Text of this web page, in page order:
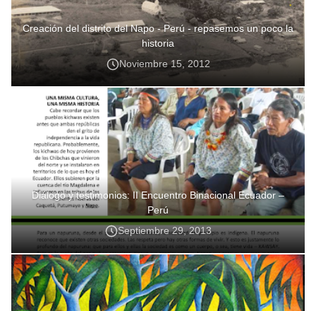
Creación del distrito del Napo - Perú - repasemos un poco la
historia
Noviembre 15, 2012
Diálogo y testimonios: II Encuentro Binacional Ecuador –
Perú
Septiembre 29, 2013